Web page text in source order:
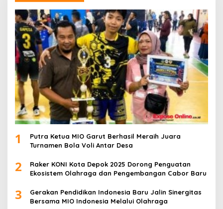
1
Putra Ketua MIO Garut Berhasil Meraih Juara
Turnamen Bola Voli Antar Desa
2
Raker KONI Kota Depok 2025 Dorong Penguatan
Ekosistem Olahraga dan Pengembangan Cabor Baru
3
Gerakan Pendidikan Indonesia Baru Jalin Sinergitas
Bersama MIO Indonesia Melalui Olahraga